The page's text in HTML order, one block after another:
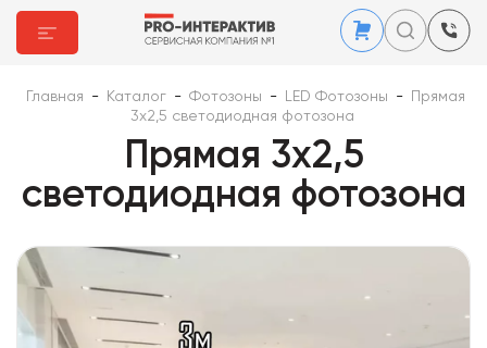
Главная - Каталог - Фотозоны - LED Фотозоны -
Прямая
3х2,5 светодиодная фотозона
Прямая 3х2,5
светодиодная фотозона